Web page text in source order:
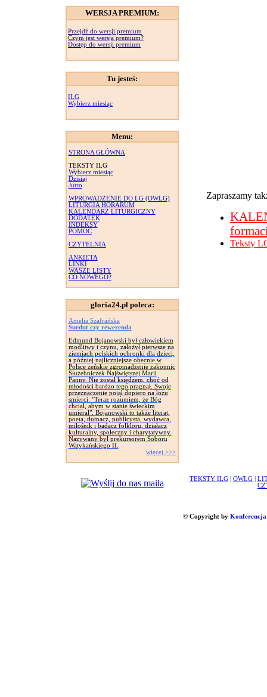
WERSJA PREMIUM:
Przejdź do wersji premium
Czym jest wersja premium?
Dostęp do wersji premium
Tu jesteś:
ILG
Wybierz miesiąc
Menu:
STRONA GŁÓWNA
TEKSTY ILG
Wybierz miesiąc
Dzisiaj
Jutro
WPROWADZENIE DO LG (OWLG)
LITURGIA HORARUM
KALENDARZ LITURGICZNY
DODATEK
INDEKSY
POMOC
CZYTELNIA
ANKIETA
LINKI
WASZE LISTY
CO NOWEGO?
gloria24.pl poleca:
Amelia Szafrańska
Surdut czy rewerenda
Edmund Bojanowski był człowiekiem
modlitwy i czynu, założył pierwsze na
ziemiach polskich ochronki dla dzieci,
a później najliczniejsze obecnie w
Polsce żeńskie zgromadzenie zakonnic
Służebniczek Najświętszej Marii
Panny. Nie został księdzem, choć od
młodości bardzo tego pragnął. Swoje
przeznaczenie pojął dopiero na łożu
smierci: "Teraz rozumiem, że Bóg
chciał, abym w stanie świeckim
umierał". Bojanowski to także literat,
poeta, tłumacz, publicysta, wydawca,
miłośnik i badacz folkloru, działacz
kulturalny, społeczny i charytatywny.
Nazywany był prekursorem Soboru
Watykańskiego II.
więcej >>>
Zapraszamy
Teksty
TEKSTY ILG OWLG
© Copyright by Konferencja